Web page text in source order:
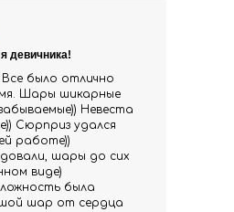
было отлично
Шары шикарные
Невеста
Сюрприз удался
работе))
шары до сих
виде)
была
шар от сердца
девичника!